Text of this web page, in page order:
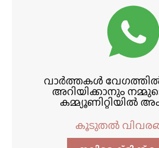
വാർത്തകൾ
അറിയിക്കാനും
കമ്മ്യൂണിറ്റിയിൽ
കൂടുതൽ